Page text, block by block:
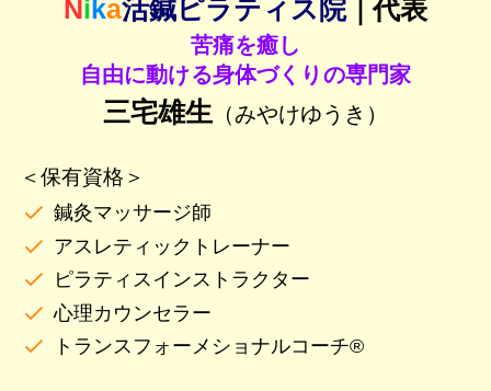
Nika活鍼ピラティス院｜代表
苦痛を癒し
自由に動ける身体づくりの専門家
三宅雄生 （みやけゆうき）
＜保有資格＞
鍼灸マッサージ師
アスレティックトレーナー
ピラティスインストラクター
心理カウンセラー
トランスフォーメショナルコーチ®